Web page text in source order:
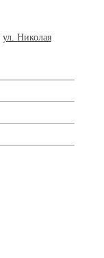
ул. Николая